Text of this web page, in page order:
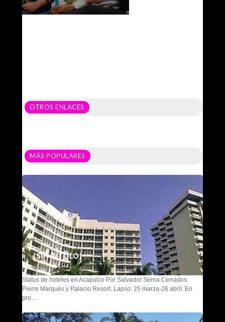
OTROS ENLACES
MÁS POPULARES
(SIN TÍTULO)
Status de hoteles en Acapulco Por Salvador Serna Cerrados:
Pierre Marqués y Palacio Resort. Lapso: 25 marzo-26 abril. En
pro...